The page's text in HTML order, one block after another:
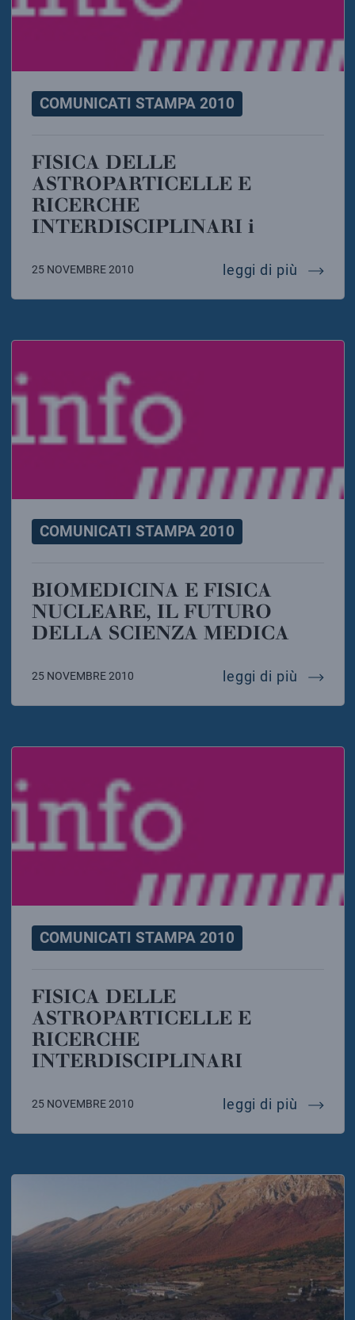
COMUNICATI STAMPA 2010
FISICA DELLE
ASTROPARTICELLE E
RICERCHE
INTERDISCIPLINARI i
25 NOVEMBRE 2010 leggi di più fisica
COMUNICATI STAMPA 2010
BIOMEDICINA E FISICA
NUCLEARE, IL FUTURO
DELLA SCIENZA MEDICA
25 NOVEMBRE 2010 leggi di più
COMUNICATI STAMPA 2010
FISICA DELLE
ASTROPARTICELLE E
RICERCHE
INTERDISCIPLINARI
25 NOVEMBRE 2010 leggi di più fisica